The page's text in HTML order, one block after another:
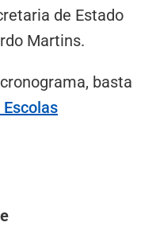
de Estado
Martins.
basta